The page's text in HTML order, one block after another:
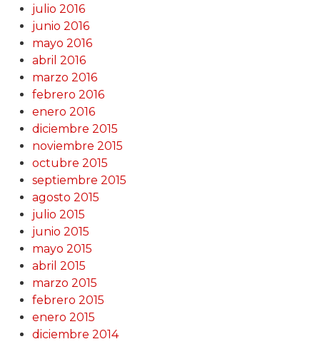
julio 2016
junio 2016
mayo 2016
abril 2016
marzo 2016
febrero 2016
enero 2016
diciembre 2015
noviembre 2015
octubre 2015
septiembre 2015
agosto 2015
julio 2015
junio 2015
mayo 2015
abril 2015
marzo 2015
febrero 2015
enero 2015
diciembre 2014